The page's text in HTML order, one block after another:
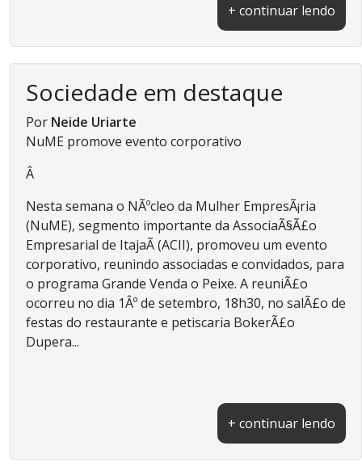
+ continuar lendo
Sociedade em destaque
Por Neide Uriarte
NuME promove evento corporativo
Â
Nesta semana o NÃºcleo da Mulher EmpresÃ¡ria
(NuME), segmento importante da AssociaÃ§Ã£o
Empresarial de ItajaÃ­ (ACII), promoveu um evento
corporativo, reunindo associadas e convidados, para
o programa Grande Venda o Peixe. A reuniÃ£o
ocorreu no dia 1Âº de setembro, 18h30, no salÃ£o de
festas do restaurante e petiscaria BokerÃ£o
Dupera...
+ continuar lendo